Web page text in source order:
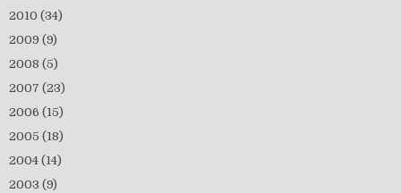
2010 (34)
2009 (9)
2008 (5)
2007 (23)
2006 (15)
2005 (18)
2004 (14)
2003 (9)